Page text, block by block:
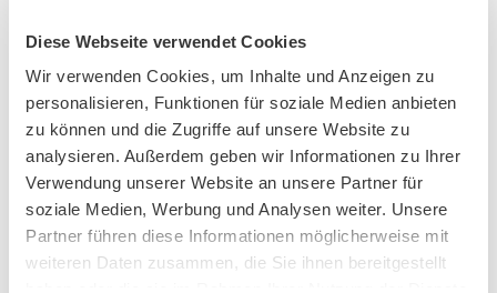
Diese Webseite verwendet Cookies
Wir verwenden Cookies, um Inhalte und Anzeigen zu
personalisieren, Funktionen für soziale Medien anbieten
zu können und die Zugriffe auf unsere Website zu
analysieren. Außerdem geben wir Informationen zu Ihrer
Verwendung unserer Website an unsere Partner für
soziale Medien, Werbung und Analysen weiter. Unsere
Partner führen diese Informationen möglicherweise mit
weiteren Daten zusammen, die Sie ihnen bereitgestellt
Der Gießener Anzeiger hat CURSOR in seiner Reihe
„Unternehmen im Landkreis Gießen“ vorgestellt. Der Artikel
zeichnet die CURSOR-Story im Detail nach und zeigt, was das